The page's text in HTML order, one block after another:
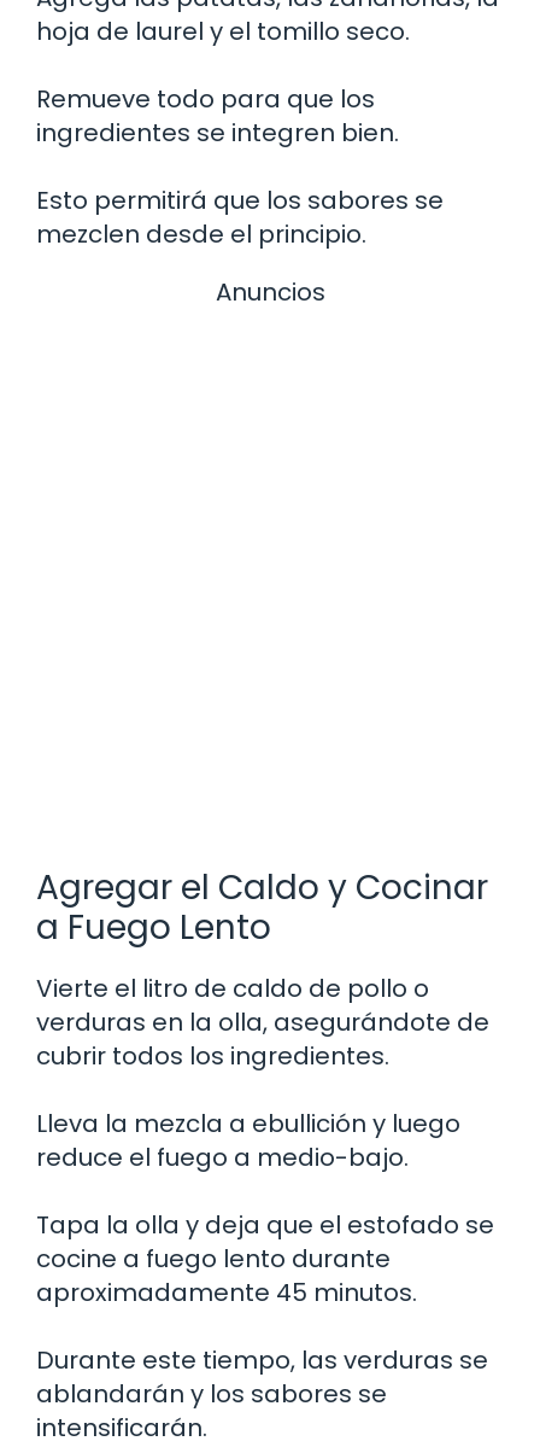
hoja de laurel y el tomillo seco.
Remueve todo para que los
ingredientes se integren bien.
Esto permitirá que los sabores se
mezclen desde el principio.
Anuncios
Agregar el Caldo y Cocinar
a Fuego Lento
Vierte el litro de caldo de pollo o
verduras en la olla, asegurándote de
cubrir todos los ingredientes.
Lleva la mezcla a ebullición y luego
reduce el fuego a medio-bajo.
Tapa la olla y deja que el estofado se
cocine a fuego lento durante
aproximadamente 45 minutos.
Durante este tiempo, las verduras se
ablandarán y los sabores se
intensificarán.